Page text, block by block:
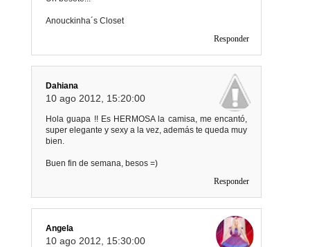
Anouckinha´s Closet
Responder
Dahiana
10 ago 2012, 15:20:00
Hola guapa !! Es HERMOSA la camisa, me encantó,
super elegante y sexy a la vez, además te queda muy
bien.
Buen fin de semana, besos =)
Responder
Angela
10 ago 2012, 15:30:00